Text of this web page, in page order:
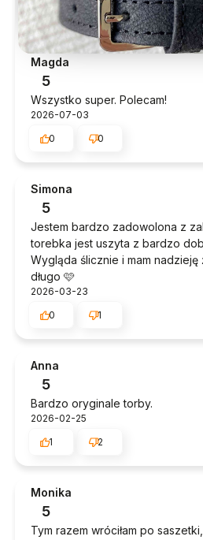
Magda
5
Wszystko super. Polecam!
2026-07-03
0
0
Simona
5
Jestem bardzo zadowolona z
torebka jest uszyta z bardzo
Wygląda ślicznie i mam nadzieję
długo 🩷
2026-03-23
0
1
Anna
5
Bardzo oryginale torby.
2026-02-25
1
2
Monika
5
Tym razem wróciłam po